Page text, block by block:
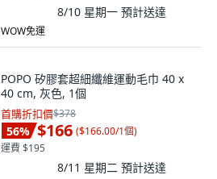
8/10 星期一 預計送達
WOW免運
POPO 矽膠套超細纖維運動毛巾 40 x
40 cm, 灰色, 1個
首購折扣價$378
56% $166 ($166.00/1個)
運費 $195
8/11 星期二 預計送達